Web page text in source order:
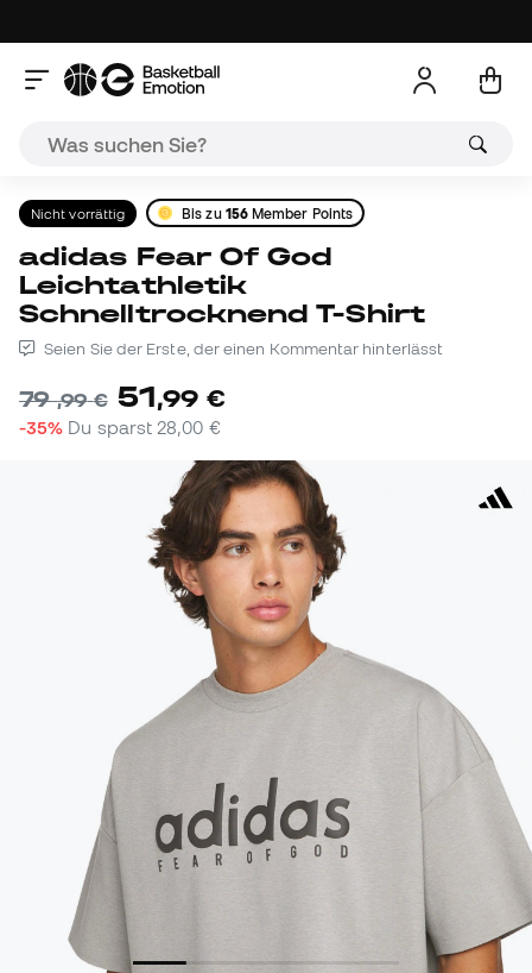
Nicht vorrättig Bis zu 156Member Points
adidas Fear Of God
Leichtathletik
Schnelltrocknend T-Shirt
Seien Sie der Erste, der einen Kommentar hinterlässt
79,99 € 51,99 €
-35% Du sparst 28,00 €